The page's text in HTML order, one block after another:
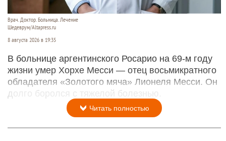
Врач. Доктор. Больница. Лечение
Шедеврум/Altapress.ru
8 августа 2026 в 19:35
В больнице аргентинского Росарио на 69-м году
жизни умер Хорхе Месси — отец восьмикратного
обладателя «Золотого мяча» Лионеля Месси. Он
долго боролся с тяжелой болезнью.
Читать полностью